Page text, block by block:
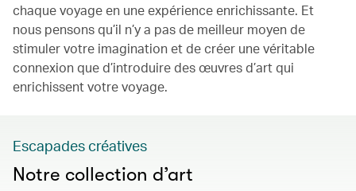
chaque voyage en une expérience enrichissante. Et
nous pensons qu’il n’y a pas de meilleur moyen de
stimuler votre imagination et de créer une véritable
connexion que d’introduire des œuvres d’art qui
enrichissent votre voyage.
Escapades créatives
Notre collection d’art